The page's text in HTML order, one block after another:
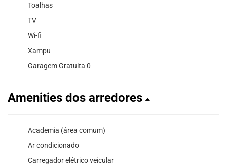
Toalhas
TV
Wi-fi
Xampu
Garagem Gratuita 0
Amenities dos arredores
Academia (área comum)
Ar condicionado
Carregador elétrico veicular